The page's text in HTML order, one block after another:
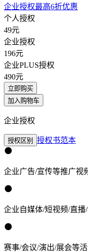
企业授权最高6折优惠
个人授权
49元
企业授权
196元
企业PLUS授权
490元
立即购买
加入购物车
企业授权
授权区别 授权书范本
企业广告/宣传等推广视
企业自媒体/短视频/直播
赛事/会议/演出/展会等